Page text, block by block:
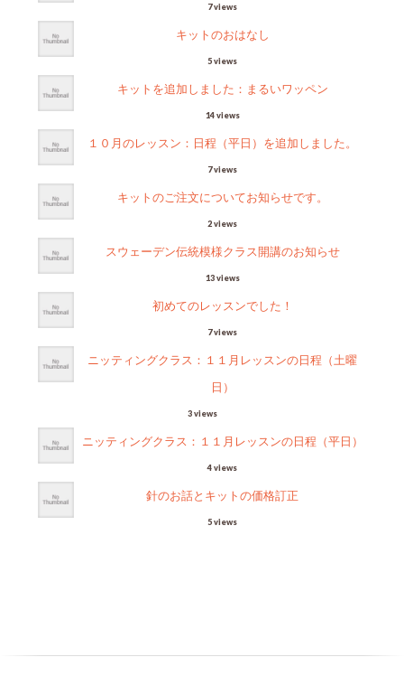
7 views
キットのおはなし
5 views
キットを追加しました：まるいワッペン
14 views
１０月のレッスン：日程（平日）を追加しました。
7 views
キットのご注文についてお知らせです。
2 views
スウェーデン伝統模様クラス開講のお知らせ
13 views
初めてのレッスンでした！
7 views
ニッティングクラス：１１月レッスンの日程（土曜
日）
3 views
ニッティングクラス：１１月レッスンの日程（平日）
4 views
針のお話とキットの価格訂正
5 views